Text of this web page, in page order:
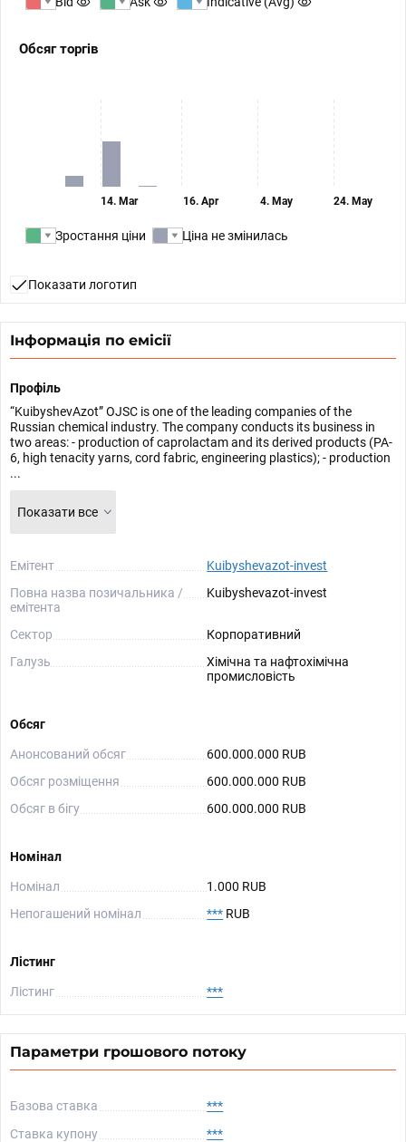
Обсяг торгів
4. May 24. May
14. Mar 16. Apr
Зростання ціни Ціна не змінилась
Показати логотип
Інформація по емісії
Профіль
“KuibyshevAzot” OJSC is one of the leading companies of the
Russian chemical industry. The company conducts its business in
two areas: - production of caprolactam and its derived products (PA-
6, high tenacity yarns, cord fabric, engineering plastics); - production
...
Показати все
Емітент
Kuibyshevazot-invest
Повна назва позичальника /
емітента
Kuibyshevazot-invest
Сектор
Корпоративний
Галузь
Хімічна та нафтохімічна
промисловість
Обсяг
Анонсований обсяг
600.000.000 RUB
Обсяг розміщення
600.000.000 RUB
Обсяг в бігу
600.000.000 RUB
Номінал
Номінал
1.000 RUB
Непогашений номінал
*** RUB
Лістинг
Лістинг ***
Параметри грошового потоку
Базова ставка
***
Ставка купону
***